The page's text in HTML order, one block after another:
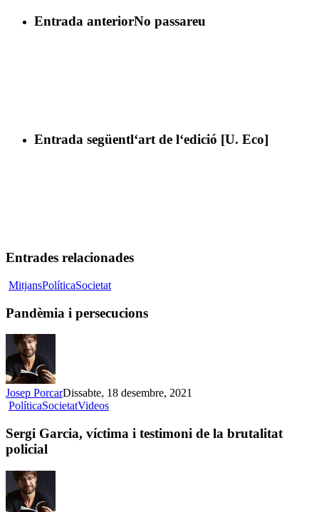
Entrada anteriorNo passareu
Entrada següentl‘art de l‘edició [U. Eco]
Entrades relacionades
MitjansPolíticaSocietatPandèmia
persecucions
Pandèmia i persecucions
Josep PorcarDissabte, 18 desembre, 2021
PolíticaSocietatVideosSergi
víctima
Sergi Garcia, víctima i testimoni de la brutalitat
policial